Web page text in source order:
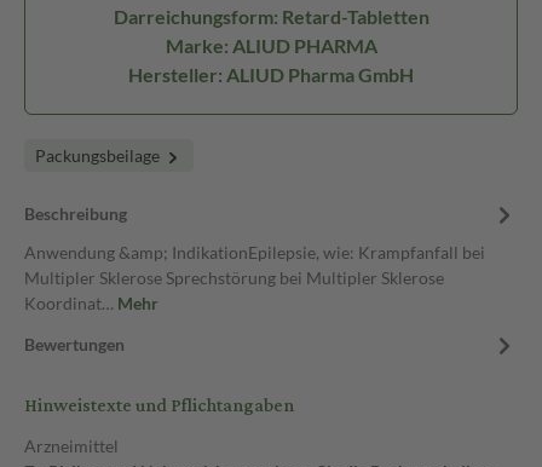
Darreichungsform: Retard-Tabletten
Marke: ALIUD PHARMA
Hersteller: ALIUD Pharma GmbH
Packungsbeilage
Beschreibung
Anwendung &amp; IndikationEpilepsie, wie: Krampfanfall bei
Multipler Sklerose Sprechstörung bei Multipler Sklerose
Koordinat… Mehr
Bewertungen
Hinweistexte und Pflichtangaben
Arzneimittel